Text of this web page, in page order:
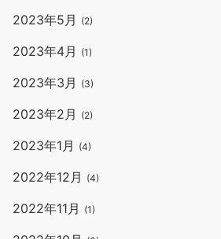
2023年5月 (2)
2023年4月 (1)
2023年3月 (3)
2023年2月 (2)
2023年1月 (4)
2022年12月 (4)
2022年11月 (1)